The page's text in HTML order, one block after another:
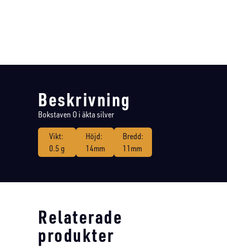
Beskrivning
Bokstaven O i äkta silver
Vikt:
0.5 g
Höjd:
14mm
Bredd:
11mm
Relaterade
produkter